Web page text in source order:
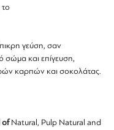
το
γεύση, σαν
και επίγευση,
καρπών και σοκολάτας.
ofNatural, Pulp Natural and